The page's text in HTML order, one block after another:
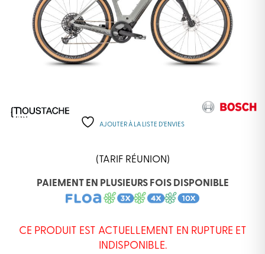
AJOUTER À LA LISTE D’ENVIES
(TARIF RÉUNION)
PAIEMENT EN PLUSIEURS FOIS DISPONIBLE
CE PRODUIT EST ACTUELLEMENT EN RUPTURE ET
INDISPONIBLE.